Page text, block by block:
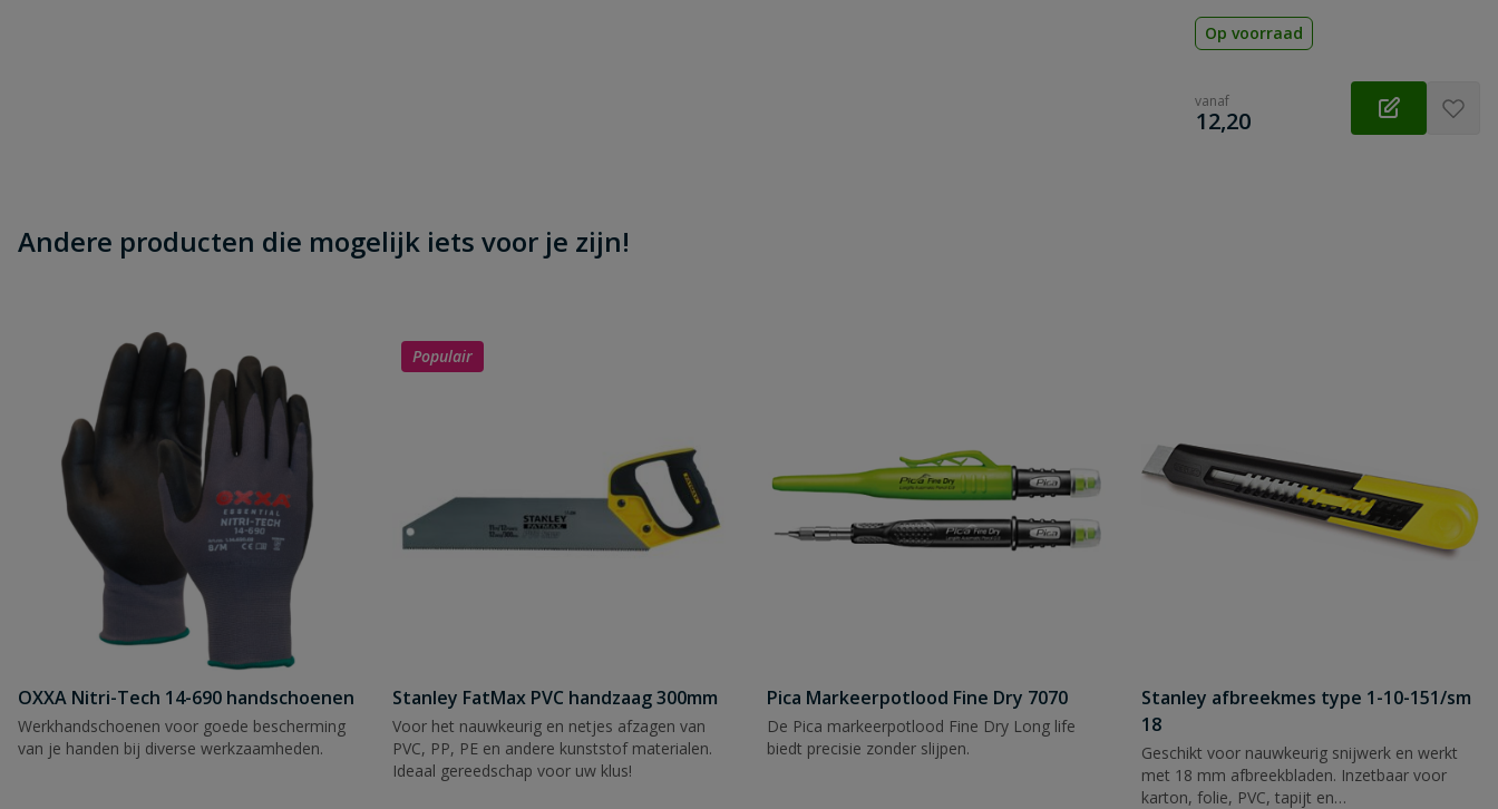
Op voorraad
vanaf
€
12,20
Andere producten die mogelijk iets voor je zijn!
OXXA Nitri-Tech 14-690 handschoenen
Werkhandschoenen voor goede bescherming
van je handen bij diverse werkzaamheden.
Populair
Stanley FatMax PVC handzaag 300mm
Voor het nauwkeurig en netjes afzagen van
PVC, PP, PE en andere kunststof materialen.
Ideaal gereedschap voor uw klus!
Pica Markeerpotlood Fine Dry 7070
De Pica markeerpotlood Fine Dry Long life
biedt precisie zonder slijpen.
Stanley afbreekmes type 1-10-151/sm
18
Geschikt voor nauwkeurig snijwerk en werkt
met 18 mm afbreekbladen. Inzetbaar voor
karton, folie, PVC, tapijt en